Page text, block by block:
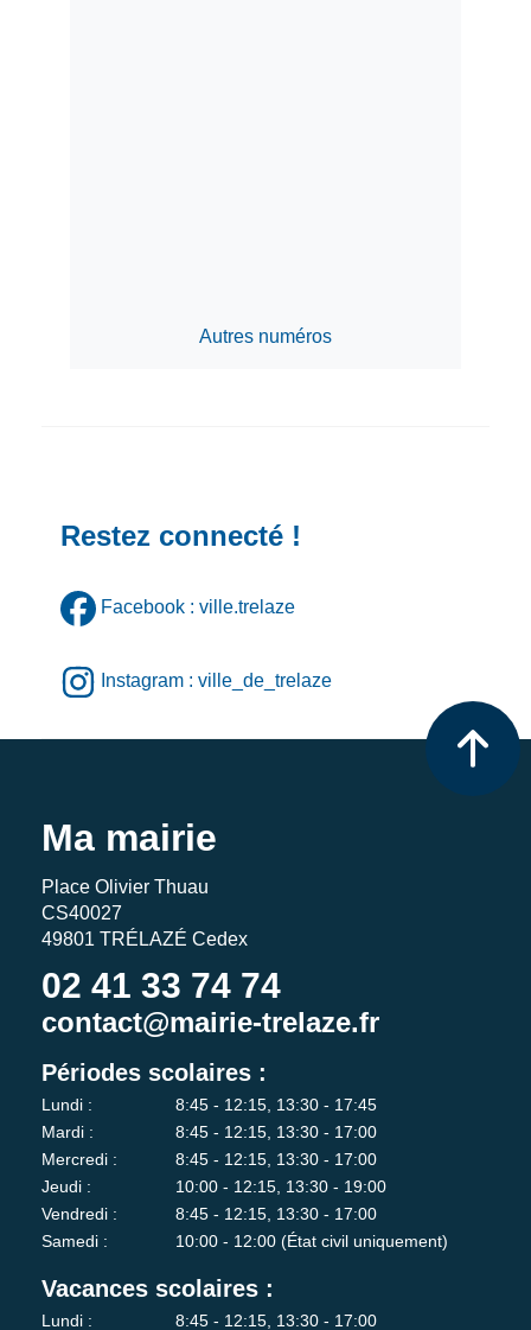
Autres numéros
Restez connecté !
Facebook : ville.trelaze
Instagram : ville_de_trelaze
Ma mairie
Place Olivier Thuau
CS40027
49801 TRÉLAZÉ Cedex
02 41 33 74 74
contact@mairie-trelaze.fr
Périodes scolaires :
Lundi :
8:45 - 12:15, 13:30 - 17:45
Mardi :
8:45 - 12:15, 13:30 - 17:00
Mercredi :
8:45 - 12:15, 13:30 - 17:00
Jeudi :
10:00 - 12:15, 13:30 - 19:00
Vendredi :
8:45 - 12:15, 13:30 - 17:00
Samedi :
10:00 - 12:00 (État civil uniquement)
Vacances scolaires :
Lundi : 8:45 - 12:15, 13:30 - 17:00